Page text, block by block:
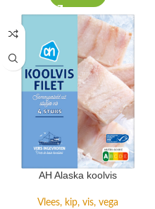
AH Alaska koolvis
Vlees, kip, vis, vega